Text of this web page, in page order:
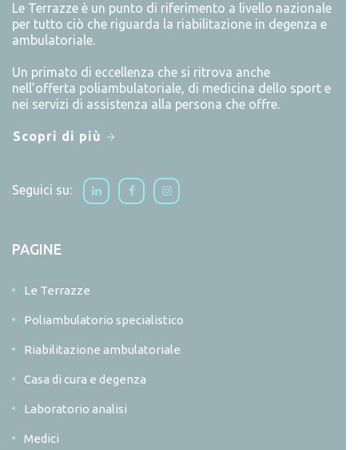
Le Terrazze è un punto di riferimento a livello nazionale
per tutto ciò che riguarda la riabilitazione in degenza e
ambulatoriale.
Un primato di eccellenza che si ritrova anche
nell’offerta poliambulatoriale, di medicina dello sport e
nei servizi di assistenza alla persona che offre.
Scopri di più
Seguici su:
PAGINE
Le Terrazze
Poliambulatorio specialistico
Riabilitazione ambulatoriale
Casa di cura e degenza
Laboratorio analisi
Medici